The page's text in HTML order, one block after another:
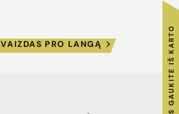
VAIZDAS PRO LANGĄ RAKTUS GAUKITE IŠ KARTO